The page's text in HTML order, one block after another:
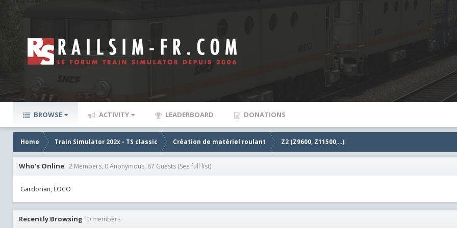
BROWSE ACTIVITY LEADERBOARD DONATIONS
Home Train Simulator 202x - TS classic Création de matériel roulant Z2 (Z9600, Z11500,...)
Who's Online 2 Members, 0 Anonymous, 87 Guests (See full list)
Gardorian LOCO
Recently Browsing 0 members